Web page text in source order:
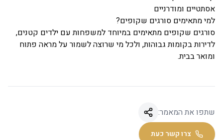
אסתטיים ומודרניים
למי מתאימים סורגים שקופים?
סורגים שקופים מתאימים במיוחד למשפחות עם ילדים קטנים,
לדירות בקומות גבוהות, ולכל מי שרוצה לשמור על מראה פתוח
ומואר בבית.
שתפו את המאמר:
צרו קשר כעת